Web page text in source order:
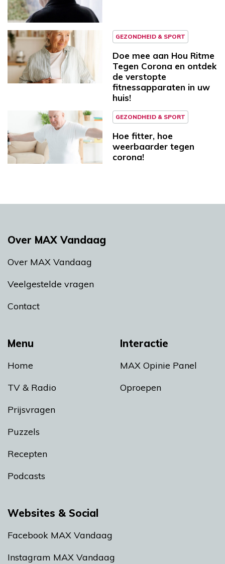
GEZONDHEID & SPORT
Doe mee aan Hou Ritme
Tegen Corona en ontdek
de verstopte
fitnessapparaten in uw
huis!
GEZONDHEID & SPORT
Hoe fitter, hoe
weerbaarder tegen
corona!
Menu
Home
TV & Radio
Prijsvragen
Puzzels
Recepten
Podcasts
Interactie
MAX Opinie Panel
Oproepen
Over MAX Vandaag
Over MAX Vandaag
Veelgestelde vragen
Contact
Websites & Social
Facebook MAX Vandaag
Instagram MAX Vandaag